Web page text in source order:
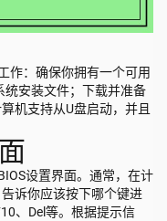
作：确保你拥有一个可用
统安装文件；下载并准备
机支持从U盘启动，并且
设置界面。通常，在计
诉你应该按下哪个键进
、Del等。根据提示信